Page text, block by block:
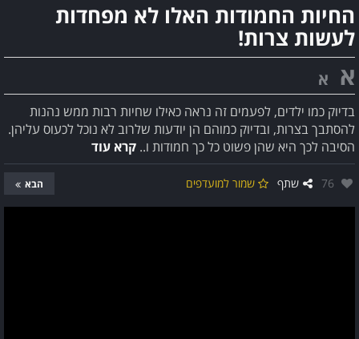
החיות החמודות האלו לא מפחדות
לעשות צרות!
א א
בדיוק כמו ילדים, לפעמים זה נראה כאילו שחיות רבות ממש נהנות
להסתבך בצרות, ובדיוק כמוהם הן יודעות שלרוב לא נוכל לכעוס עליהן.
הסיבה לכך היא שהן פשוט כל כך חמודות ו.. קרא עוד
אהבו:
76 שתף שמור למועדפים הבא